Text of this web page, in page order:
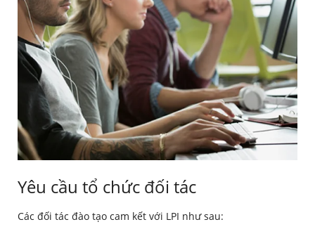
Yêu cầu tổ chức đối tác
Các đối tác đào tạo cam kết với LPI như sau: